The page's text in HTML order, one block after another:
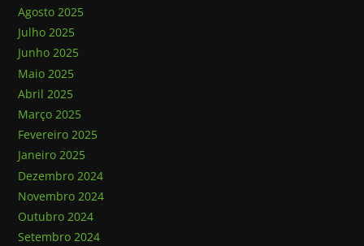
Agosto 2025
Julho 2025
Junho 2025
Maio 2025
Abril 2025
Março 2025
Fevereiro 2025
Janeiro 2025
Dezembro 2024
Novembro 2024
Outubro 2024
Setembro 2024